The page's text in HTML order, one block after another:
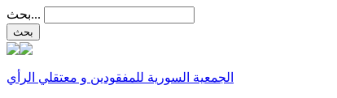
بحث...
الجمعية السورية للمفقودين و معتقلي الرأي